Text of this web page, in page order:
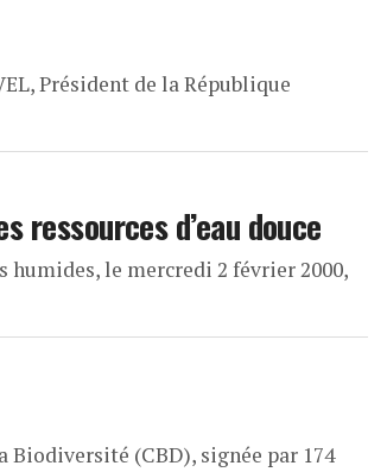
Président de la République
ressources d’eau douce
le mercredi 2 février 2000,
(CBD), signée par 174